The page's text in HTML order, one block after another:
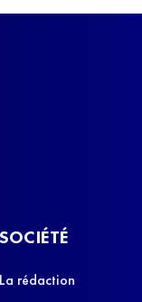
SOCIÉTÉ
La rédaction